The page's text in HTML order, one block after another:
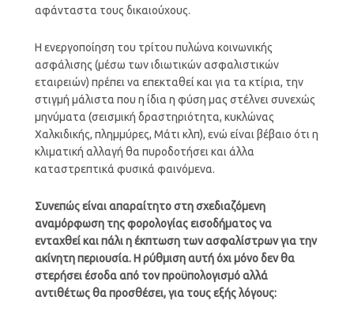
αφάνταστα τους δικαιούχους.
Η ενεργοποίηση του τρίτου πυλώνα κοινωνικής
ασφάλισης (μέσω των ιδιωτικών ασφαλιστικών
εταιρειών) πρέπει να επεκταθεί και για τα κτίρια, την
στιγμή μάλιστα που η ίδια η φύση μας στέλνει συνεχώς
μηνύματα (σεισμική δραστηριότητα, κυκλώνας
Χαλκιδικής, πλημμύρες, Μάτι κλπ), ενώ είναι βέβαιο ότι η
κλιματική αλλαγή θα πυροδοτήσει και άλλα
καταστρεπτικά φυσικά φαινόμενα.
Συνεπώς είναι απαραίτητο στη σχεδιαζόμενη
αναμόρφωση της φορολογίας εισοδήματος να
ενταχθεί και πάλι η έκπτωση των ασφαλίστρων για την
ακίνητη περιουσία. Η ρύθμιση αυτή όχι μόνο δεν θα
στερήσει έσοδα από τον προϋπολογισμό αλλά
αντιθέτως θα προσθέσει, για τους εξής λόγους: